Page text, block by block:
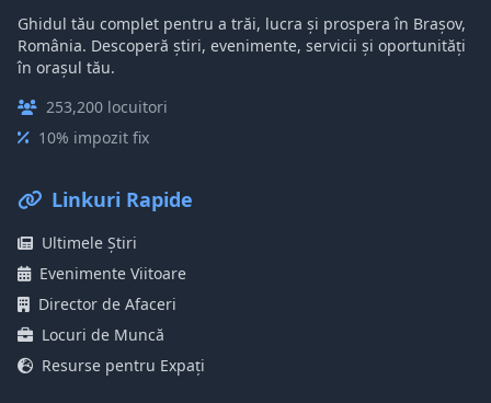
Ghidul tău complet pentru a trăi, lucra și prospera în Brașov,
România. Descoperă știri, evenimente, servicii și oportunități
în orașul tău.
253,200 locuitori
10% impozit fix
Linkuri Rapide
Ultimele Știri
Evenimente Viitoare
Director de Afaceri
Locuri de Muncă
Resurse pentru Expați